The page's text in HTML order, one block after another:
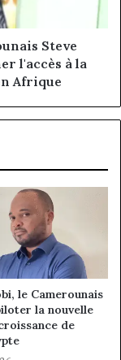
Steve
l'accès à la
Afrique
le Camerounais
la nouvelle
de